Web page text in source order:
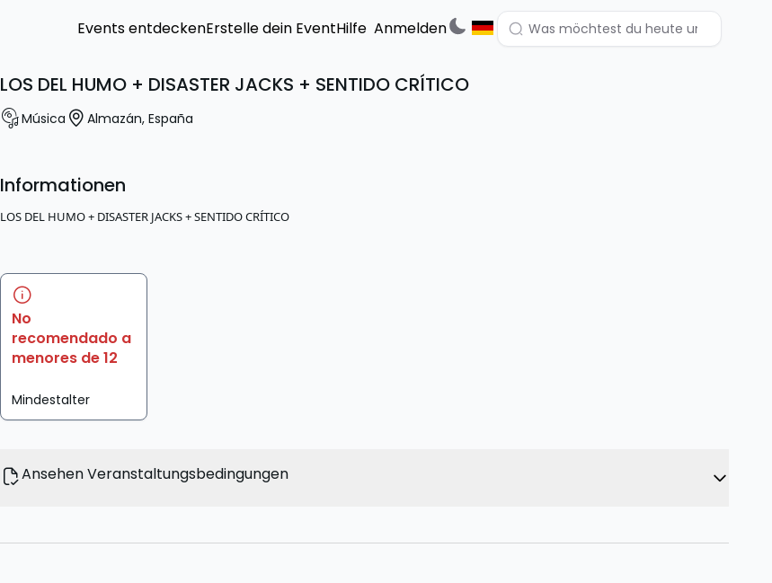
Events entdeckenErstelle dein EventHilfe Anmelden
LOS DEL HUMO + DISASTER JACKS + SENTIDO CRÍTICO
Música Almazán, España
Informationen
LOS DEL HUMO + DISASTER JACKS + SENTIDO CRÍTICO
No
recomendado a
menores de 12
Mindestalter
Ansehen Veranstaltungsbedingungen